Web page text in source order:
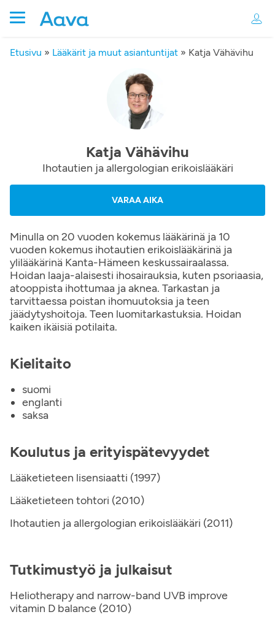
Etusivu » Lääkärit ja muut asiantuntijat » Katja Vähävihu
Katja Vähävihu
Ihotautien ja allergologian erikoislääkäri
VARAA AIKA
Minulla on 20 vuoden kokemus lääkärinä ja 10
vuoden kokemus ihotautien erikoislääkärinä ja
ylilääkärinä Kanta-Hämeen keskussairaalassa.
Hoidan laaja-alaisesti ihosairauksia, kuten psoriaasia,
atooppista ihottumaa ja aknea. Tarkastan ja
tarvittaessa poistan ihomuutoksia ja teen
jäädytyshoitoja. Teen luomitarkastuksia. Hoidan
kaiken ikäisiä potilaita.
Kielitaito
suomi
englanti
saksa
Koulutus ja erityispätevyydet
Lääketieteen lisensiaatti (1997)
Lääketieteen tohtori (2010)
Ihotautien ja allergologian erikoislääkäri (2011)
Tutkimustyö ja julkaisut
Heliotherapy and narrow-band UVB improve
vitamin D balance (2010)